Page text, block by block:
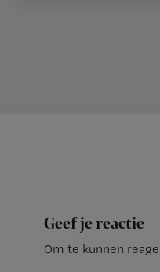
Geef je reactie
Om te kunnen